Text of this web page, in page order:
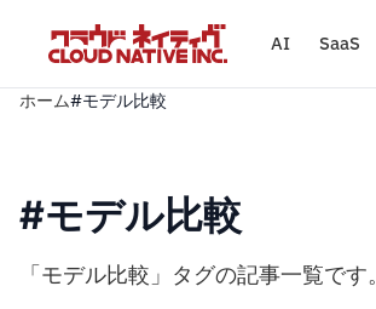
AI SaaS
ホーム#モデル比較
#モデル比較
「モデル比較」タグの記事一覧です。